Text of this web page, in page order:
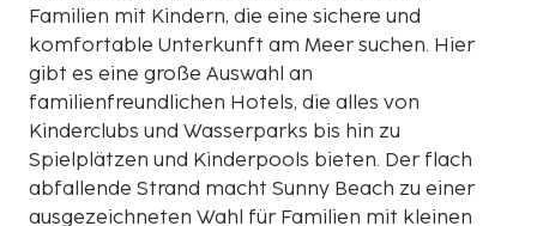
Familien mit Kindern, die eine sichere und
komfortable Unterkunft am Meer suchen. Hier
gibt es eine große Auswahl an
familienfreundlichen Hotels, die alles von
Kinderclubs und Wasserparks bis hin zu
Spielplätzen und Kinderpools bieten. Der flach
abfallende Strand macht Sunny Beach zu einer
ausgezeichneten Wahl für Familien mit kleinen